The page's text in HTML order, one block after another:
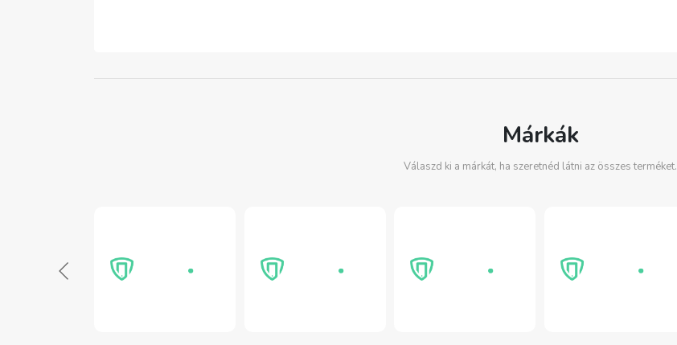
Márkák
Válaszd ki a márkát, ha szeretnéd látni az összes terméket.